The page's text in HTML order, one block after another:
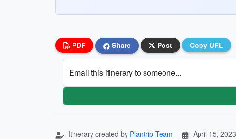
PDF Share Post Copy URL
Email this itinerary to someone...
Itinerary created by Plantrip Team April 15, 2023